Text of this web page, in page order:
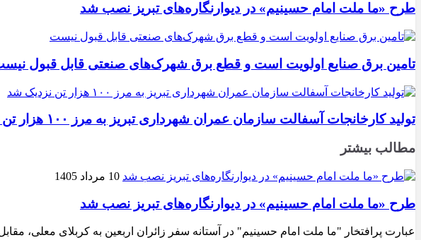
طرح «ما ملت امام حسینیم» در دیوارنگاره‌های تبریز نصب شد
تامین برق صنایع اولویت است و قطع برق شهرک‌های صنعتی قابل قبول
تولید کارخانجات آسفالت سازمان عمران شهرداری تبریز به مرز ۱۰۰ هزار تن نزدیک شد
مطالب بیشتر
10 مرداد 1405
طرح «ما ملت امام حسینیم» در دیوارنگاره‌های تبریز نصب شد
عبارت پرافتخار "ما ملت امام حسینیم" در آستانه سفر زائران اربعین به کربلای معلی،